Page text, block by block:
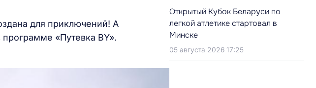
для приключений! А
«Путевка BY».
Открытый Кубок Беларуси по
легкой атлетике стартовал в
Минске
05 августа 2026 17:25